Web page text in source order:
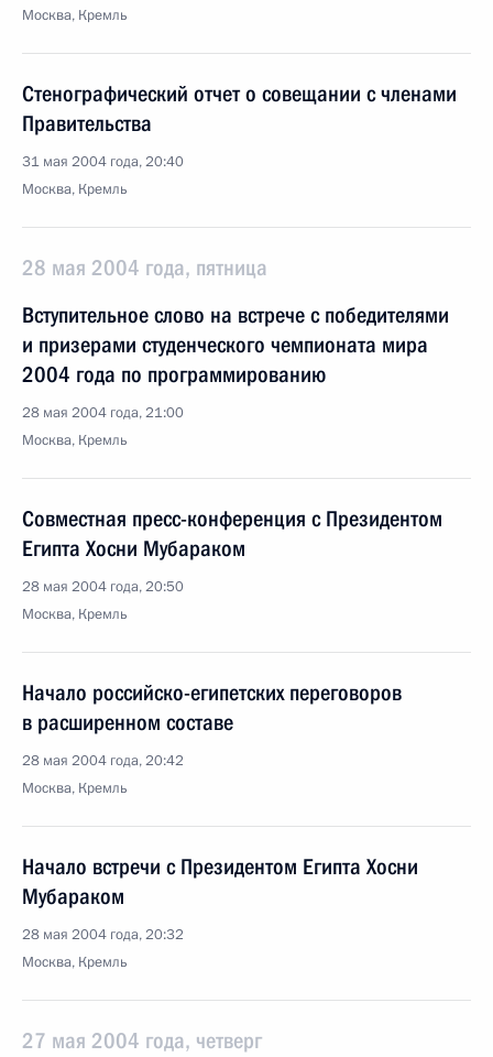
Москва, Кремль
Стенографический отчет о совещании с членами
Правительства
31 мая 2004 года, 20:40
Москва, Кремль
28 мая 2004 года, пятница
Вступительное слово на встрече с победителями
и призерами студенческого чемпионата мира
2004 года по программированию
28 мая 2004 года, 21:00
Москва, Кремль
Совместная пресс-конференция с Президентом
Египта Хосни Мубараком
28 мая 2004 года, 20:50
Москва, Кремль
Начало российско-египетских переговоров
в расширенном составе
28 мая 2004 года, 20:42
Москва, Кремль
Начало встречи с Президентом Египта Хосни
Мубараком
28 мая 2004 года, 20:32
Москва, Кремль
27 мая 2004 года, четверг